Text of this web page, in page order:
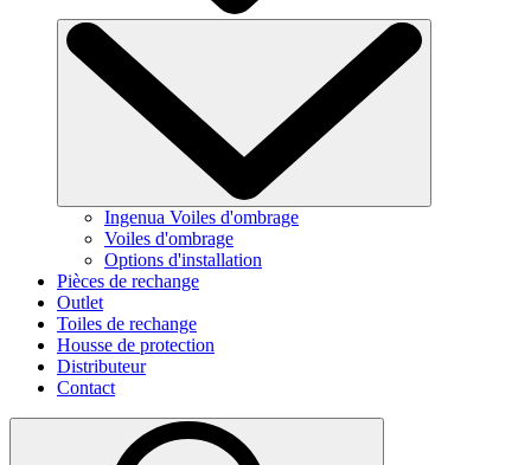
Ingenua Voiles d'ombrage
Voiles d'ombrage
Options d'installation
Pièces de rechange
Outlet
Toiles de rechange
Housse de protection
Distributeur
Contact